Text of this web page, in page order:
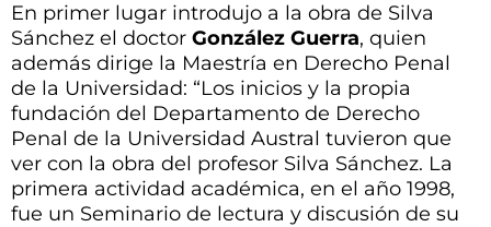
En primer lugar introdujo a la obra de Silva
Sánchez el doctor González Guerra, quien
además dirige la Maestría en Derecho Penal
de la Universidad: “Los inicios y la propia
fundación del Departamento de Derecho
Penal de la Universidad Austral tuvieron que
ver con la obra del profesor Silva Sánchez. La
primera actividad académica, en el año 1998,
fue un Seminario de lectura y discusión de su